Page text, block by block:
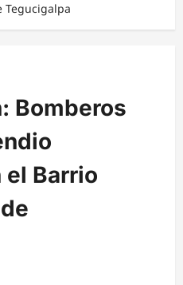
Tegucigalpa
Bomberos
Barrio